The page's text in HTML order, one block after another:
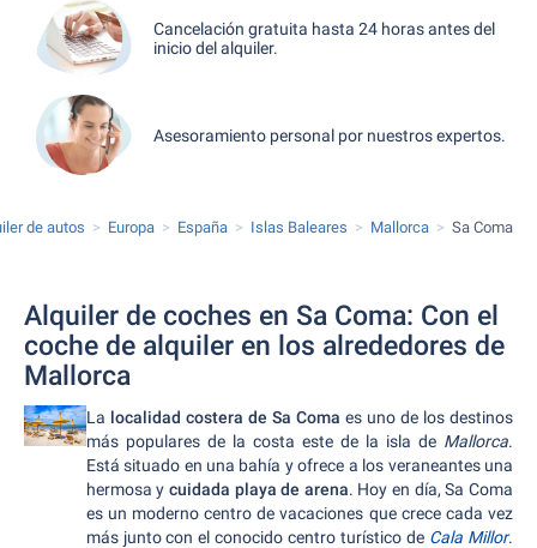
Cancelación gratuita hasta 24 horas antes del
inicio del alquiler.
Asesoramiento personal por nuestros expertos.
de autos Europa España Islas Baleares Mallorca Sa Coma
Alquiler de coches en Sa Coma: Con el
coche de alquiler en los alrededores de
Mallorca
La localidad costera de Sa Coma es uno de los destinos
más populares de la costa este de la isla de Mallorca.
Está situado en una bahía y ofrece a los veraneantes una
hermosa y cuidada playa de arena. Hoy en día, Sa Coma
es un moderno centro de vacaciones que crece cada vez
más junto con el conocido centro turístico de Cala Millor.